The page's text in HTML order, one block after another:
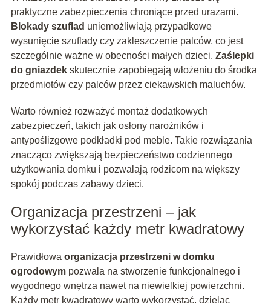
praktyczne zabezpieczenia chroniące przed urazami.
Blokady szuflad uniemożliwiają przypadkowe
wysunięcie szuflady czy zakleszczenie palców, co jest
szczególnie ważne w obecności małych dzieci. Zaślepki
do gniazdekskutecznie zapobiegają włożeniu do środka
przedmiotów czy palców przez ciekawskich maluchów.
Warto również rozważyć montaż dodatkowych
zabezpieczeń, takich jak osłony narożników i
antypoślizgowe podkładki pod meble. Takie rozwiązania
znacząco zwiększają bezpieczeństwo codziennego
użytkowania domku i pozwalają rodzicom na większy
spokój podczas zabawy dzieci.
Organizacja przestrzeni – jak
wykorzystać każdy metr kwadratowy
Prawidłowa organizacja przestrzeni w domku
ogrodowympozwala na stworzenie funkcjonalnego i
wygodnego wnętrza nawet na niewielkiej powierzchni.
Każdy metr kwadratowy warto wykorzystać, dzieląc